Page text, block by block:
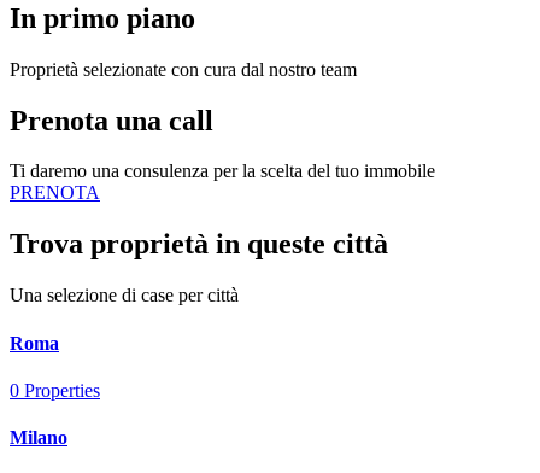
In primo piano
Proprietà selezionate con cura dal nostro team
Prenota una call
Ti daremo una consulenza per la scelta del tuo immobile
PRENOTA
Trova proprietà in queste città
Una selezione di case per città
Roma
0 Properties
Milano